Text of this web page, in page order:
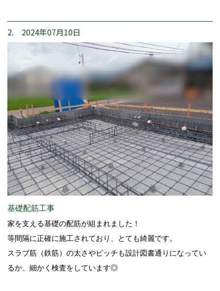
2. 2024年07月10日
基礎配筋工事
家を支える基礎の配筋が組まれました！
等間隔に正確に施工されており、とても綺麗です。
スラブ筋（鉄筋）の太さやピッチも設計図書通りになってい
るか、細かく検査をしています◎